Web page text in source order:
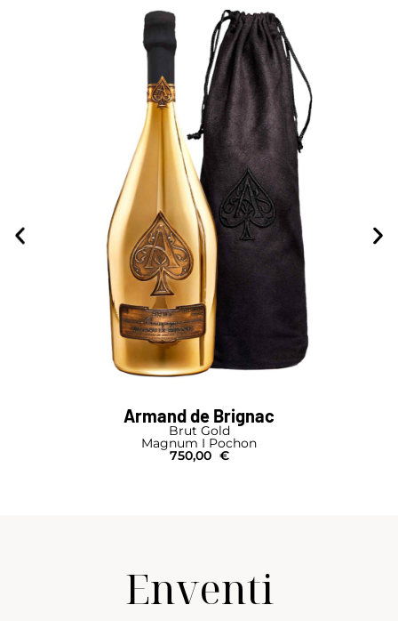
Armand de Brignac
Brut Gold
Magnum I Pochon
750,00 €
Enventi